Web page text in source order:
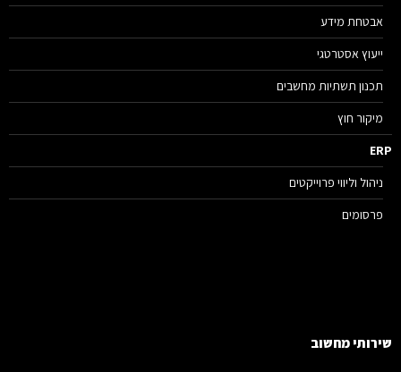
אבטחת מידע
ייעוץ אסטרטגי
תכנון תשתיות מחשבים
מיקור חוץ
ניהול וליווי פרוייקטים
פרסומים
מחשוב